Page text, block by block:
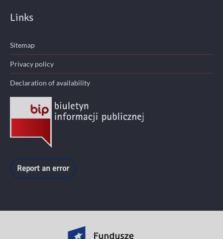
Links
Sitemap
Privacy policy
Declaration of availability
Report an error